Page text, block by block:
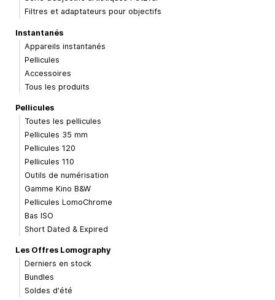
Filtres et adaptateurs pour objectifs
Instantanés
Appareils instantanés
Pellicules
Accessoires
Tous les produits
Pellicules
Toutes les pellicules
Pellicules 35 mm
Pellicules 120
Pellicules 110
Outils de numérisation
Gamme Kino B&W
Pellicules LomoChrome
Bas ISO
Short Dated & Expired
Les Offres Lomography
Derniers en stock
Bundles
Soldes d'été